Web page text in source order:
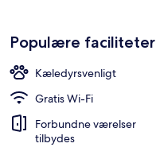
Populære faciliteter
Kæledyrsvenligt
Gratis Wi-Fi
Forbundne værelser
tilbydes